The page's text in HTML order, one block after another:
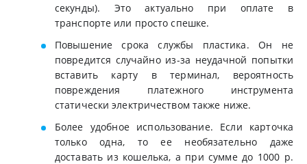
секунды). Это актуально при оплате в
транспорте или просто спешке.
Повышение срока службы пластика. Он не
повредится случайно из-за неудачной попытки
вставить карту в терминал, вероятность
повреждения платежного инструмента
статически электричеством также ниже.
Более удобное использование. Если карточка
только одна, то ее необязательно даже
доставать из кошелька, а при сумме до 1000 р.